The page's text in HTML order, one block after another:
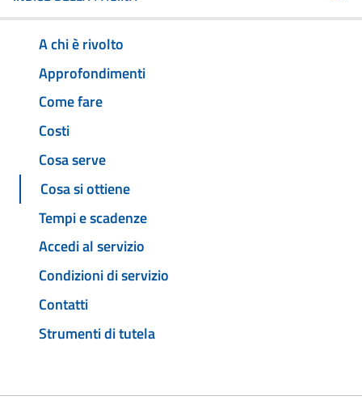
A chi è rivolto
Approfondimenti
Come fare
Costi
Cosa serve
Cosa si ottiene
Tempi e scadenze
Accedi al servizio
Condizioni di servizio
Contatti
Strumenti di tutela